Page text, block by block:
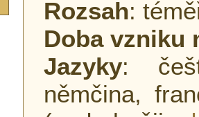
Rozsah:
Doba vzniku
Jazyky:
němčina,